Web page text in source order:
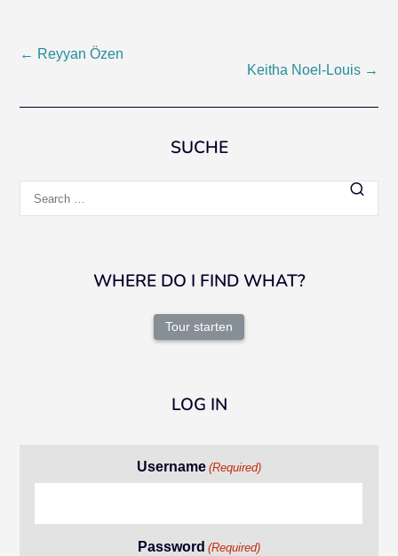
Post
← Reyyan Özen
Keitha Noel-Louis →
SUCHE
for:
WHERE DO I FIND WHAT?
Tour starten
LOG IN
Username (Required)
Password (Required)